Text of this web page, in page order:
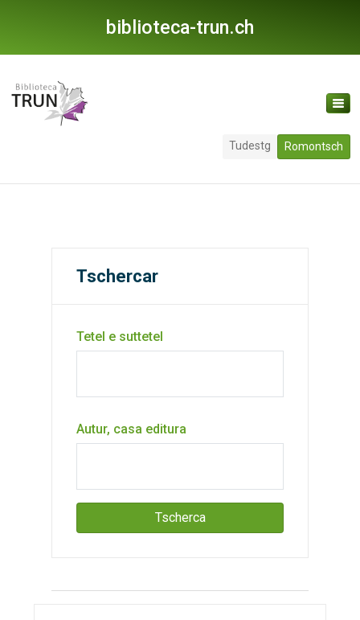
biblioteca-trun.ch
Tudestg Romontsch
Tschercar
Tetel e suttetel
Autur, casa editura
Tscherca